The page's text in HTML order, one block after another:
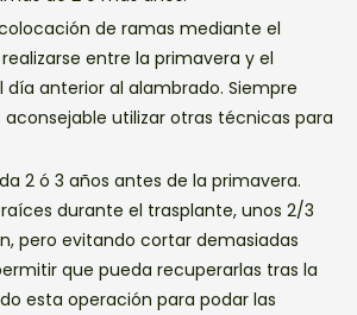
de ramas mediante el
entre la primavera y el
día anterior al alambrado. Siempre
aconsejable utilizar otras técnicas para
2 ó 3 años antes de la primavera.
durante el trasplante, unos 2/3
pero evitando cortar demasiadas
que pueda recuperarlas tras la
esta operación para podar las